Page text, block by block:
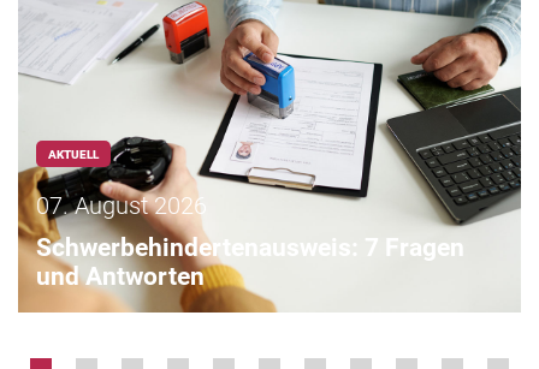
AKTUELL
07. August 2026
Schwerbehindertenausweis: 7 Fragen
und Antworten